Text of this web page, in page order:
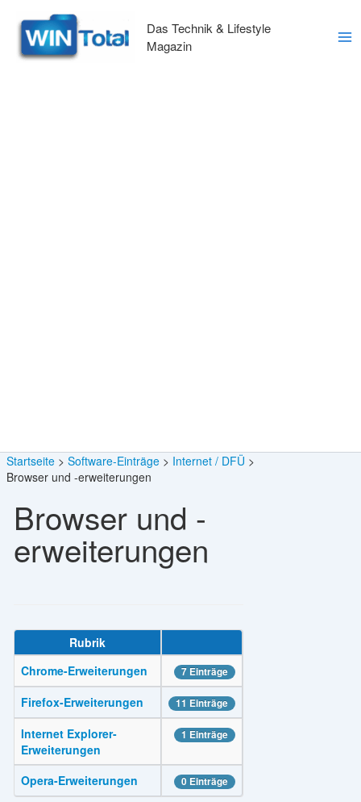
Inhalt
springen
Das Technik & Lifestyle
Magazin
Startseite Software-Einträge
Internet / DFÜ
Browser und -erweiterungen
Browser und -
erweiterungen
Rubrik
Chrome-Erweiterungen
7 Einträge
Firefox-Erweiterungen 11 Einträge
Internet Explorer-
Erweiterungen
1 Einträge
Opera-Erweiterungen 0 Einträge